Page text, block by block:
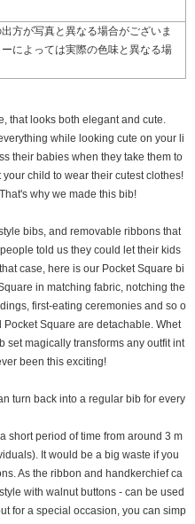
方が写真と異なる場合がございま
によっては実際の色味と異なる場
that looks both elegant and cute.
while looking cute on your li
their babies when they take them to
child to wear their cutest clothes!
why we made this bib!
bibs, and removable ribbons that
told us they could let their kids
case, here is our Pocket Square bi
in matching fabric, notching the
first-eating ceremonies and so o
Square are detachable. Whet
set magically transforms any outfit int
been this exciting!
turn back into a regular bib for every
short period of time from around 3 m
It would be a big waste if you
As the ribbon and handkerchief ca
with walnut buttons - can be used
for a special occasion, you can simp